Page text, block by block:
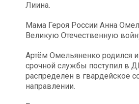
Лиина.
Мама Героя России Анна
Великую Отечественную
Артём Омельяненко родился
срочной службы поступил в
распределён в гвардейское
направлении.